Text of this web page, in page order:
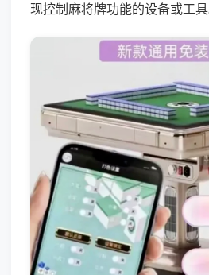
现控制麻将牌功能的设备或工具